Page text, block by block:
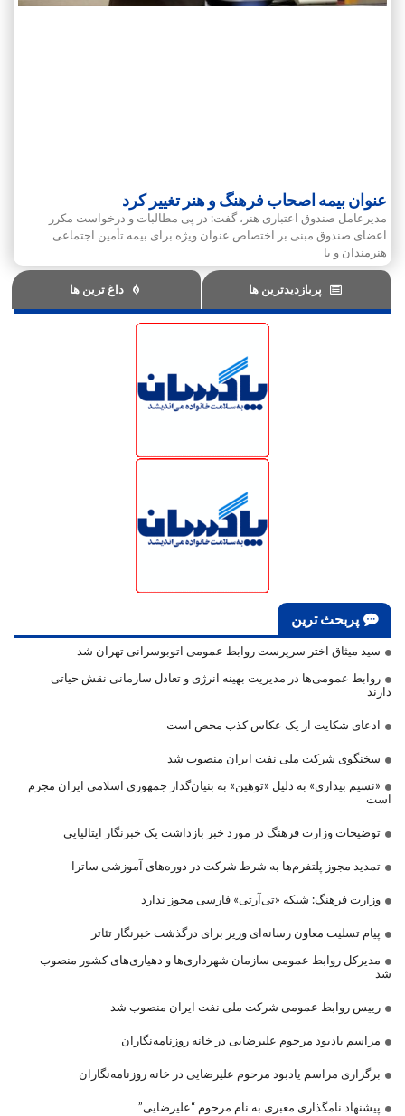
عنوان بیمه اصحاب فرهنگ و هنر تغییر کرد
مدیرعامل صندوق اعتباری هنر، گفت: در پی مطالبات و درخواست مکرر
اعضای صندوق مبنی بر اختصاص عنوان ویژه برای بیمه تأمین اجتماعی
هنرمندان و با
پربازدیدترین ها داغ ترین ها
پربحث ترین
سید میثاق اختر سرپرست روابط عمومی اتوبوسرانی تهران شد
روابط عمومی‌ها در مدیریت بهینه انرژی و تعادل سازمانی نقش حیاتی
دارند
ادعای شکایت از یک عکاس کذب محض است
سخنگوی شرکت ملی نفت ایران منصوب شد
«نسیم بیداری» به دلیل «توهین» به بنیان‌گذار جمهوری اسلامی ایران مجرم
است
توضیحات وزارت فرهنگ در مورد خبر بازداشت یک خبرنگار ایتالیایی
تمدید مجوز پلتفرم‌ها به شرط شرکت در دوره‌های آموزشی ساترا
وزارت فرهنگ: شبکه «تی‌آرتی» فارسی مجوز ندارد
پیام تسلیت معاون رسانه‌ای وزیر برای درگذشت خبرنگار تئاتر
مدیرکل روابط عمومی سازمان شهرداری‌ها و دهیاری‌های کشور منصوب
شد
رییس روابط عمومی شرکت ملی نفت ایران منصوب شد
مراسم یادبود مرحوم علیرضایی در خانه روزنامه‌نگاران
برگزاری مراسم یادبود مرحوم علیرضایی در خانه روزنامه‌نگاران
پیشنهاد نامگذاری معبری به نام مرحوم “علیرضایی”